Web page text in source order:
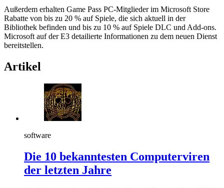
Außerdem erhalten Game Pass PC-Mitglieder im Microsoft Store
Rabatte von bis zu 20 % auf Spiele, die sich aktuell in der
Bibliothek befinden und bis zu 10 % auf Spiele DLC und Add-ons.
Microsoft auf der E3 detailierte Informationen zu dem neuen Dienst
bereitstellen.
Artikel
software
Die 10 bekanntesten Computerviren
der letzten Jahre